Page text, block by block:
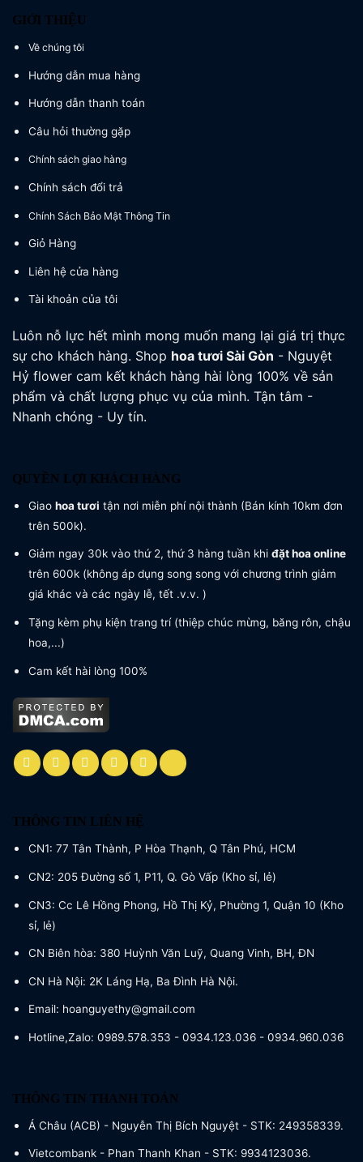
GIỚI THIỆU
Về chúng tôi
Hướng dẫn mua hàng
Hướng dẫn thanh toán
Câu hỏi thường gặp
Chính sách giao hàng
Chính sách đổi trả
Chính Sách Bảo Mật Thông Tin
Giỏ Hàng
Liên hệ cửa hàng
Tài khoản của tôi
Luôn nỗ lực hết mình mong muốn mang lại giá trị thực
sự cho khách hàng. Shop hoa tươi Sài Gòn - Nguyệt
Hỷ flower cam kết khách hàng hài lòng 100% về sản
phẩm và chất lượng phục vụ của mình. Tận tâm -
Nhanh chóng - Uy tín.
QUYỀN LỢI KHÁCH HÀNG
Giao hoa tươi tận nơi miễn phí nội thành (Bán kính 10km đơn
trên 500k).
Giảm ngay 30k vào thứ 2, thứ 3 hàng tuần khi đặt hoa online
trên 600k (không áp dụng song song với chương trình giảm
giá khác và các ngày lễ, tết .v.v. )
Tặng kèm phụ kiện trang trí (thiệp chúc mừng, băng rôn, chậu
hoa,...)
Cam kết hài lòng 100%
THÔNG TIN LIÊN HỆ
CN1: 77 Tân Thành, P Hòa Thạnh, Q Tân Phú, HCM
CN2: 205 Đường số 1, P11, Q. Gò Vấp (Kho sỉ, lẻ)
CN3: Cc Lê Hồng Phong, Hồ Thị Kỷ, Phường 1, Quận 10 (Kho
sỉ, lẻ)
CN Biên hòa: 380 Huỳnh Văn Luỹ, Quang Vinh, BH, ĐN
CN Hà Nội: 2K Láng Hạ, Ba Đình Hà Nội.
Email: hoanguyethy@gmail.com
Hotline,Zalo: 0989.578.353 - 0934.123.036 - 0934.960.036
THÔNG TIN THANH TOÁN
Á Châu (ACB) - Nguyễn Thị Bích Nguyệt - STK: 249358339.
Vietcombank - Phan Thanh Khan - STK: 9934123036.